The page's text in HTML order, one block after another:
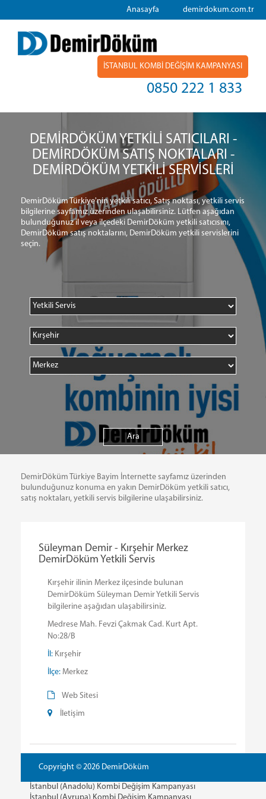
demirdokum.com.tr
Anasayfa
İSTANBUL KOMBİ DEĞİŞİM KAMPANYASI
0850 222 1 833
DEMİRDÖKÜM YETKİLİ SATICILARI -
DEMİRDÖKÜM SATIŞ NOKTALARI -
DEMİRDÖKÜM YETKİLİ SERVİSLERİ
DemirDöküm Türkiye'nin yetkili satıcı, Satış noktası, yetkili servis
bilgilerine sayfamız üzerinden ulaşabilirsiniz. Lütfen aşağıdan
bulunduğunuz il veya ilçedeki DemirDöküm yetkili satıcısını,
DemirDöküm satış noktalarını, DemirDöküm yetkili servislerini
seçin.
DemirDöküm Türkiye Bayim İnternette sayfamız üzerinden
bulunduğunuz konuma en yakın DemirDöküm yetkili satıcı,
satış noktaları, yetkili servis bilgilerine ulaşabilirsiniz.
Süleyman Demir - Kırşehir Merkez
DemirDöküm Yetkili Servis
Kırşehir ilinin Merkez ilçesinde bulunan
DemirDöküm Süleyman Demir Yetkili Servis
bilgilerine aşağıdan ulaşabilirsiniz.
Medrese Mah. Fevzi Çakmak Cad. Kurt Apt.
No:28/B
İl: Kırşehir
İlçe: Merkez
Web Sitesi
İletişim
Copyright © 2026 DemirDöküm
İstanbul (Anadolu) Kombi Değişim Kampanyası